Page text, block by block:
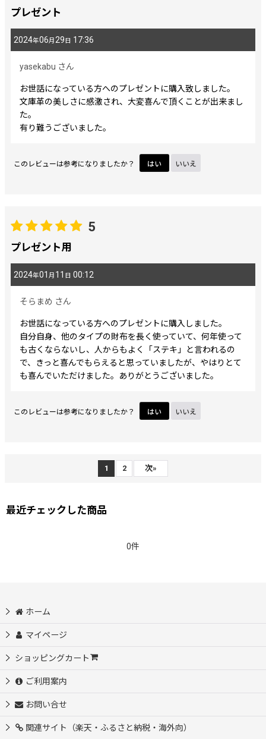
プレゼント
2024年06月 29 日 17:36
yasekabu さん
お世話になっている方へのプレゼントに購入致しました。
文庫革の美しさに感激され、大変喜んで頂くことが出来まし
た。
有り難うございました。
このレビューは参考になりましたか？ はい いいえ
5
プレゼント用
2024年01 月 11 日 00:12
そらまめ さん
お世話になっている方へのプレゼントに購入しました。
自分自身、他のタイプの財布を長く使っていて、何年使って
も古くならないし、人からもよく「ステキ」と言われるの
で、きっと喜んでもらえると思っていましたが、やはりとて
も喜んでいただけました。ありがとうございました。
このレビューは参考になりましたか？ はい いいえ
1 2 次»
最近チェックした商品
0件
ホーム
マイページ
ショッピングカート
ご利用案内
お問い合せ
関連サイト（楽天・ふるさと納税・海外向）